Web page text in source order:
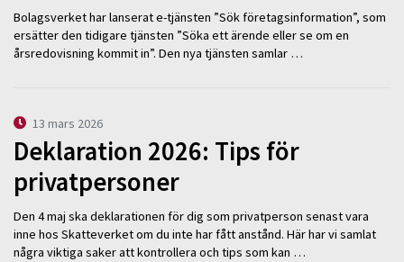
Bolagsverket har lanserat e-tjänsten ”Sök företagsinformation”, som
ersätter den tidigare tjänsten ”Söka ett ärende eller se om en
årsredovisning kommit in”. Den nya tjänsten samlar …
13 mars 2026
Deklaration 2026: Tips för
privatpersoner
Den 4 maj ska deklarationen för dig som privatperson senast vara
inne hos Skatteverket om du inte har fått anstånd. Här har vi samlat
några viktiga saker att kontrollera och tips som kan …